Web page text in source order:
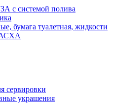
с системой полива
бумага туалетная, жидкости
сервировки
украшения